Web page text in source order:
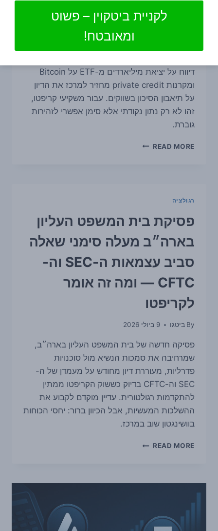
Bitcoin מציפה מחדש את
שאלת הסיכון בשוק
Byביטגו 10 ביולי 2026
דיווח על יציאת מיליארדים מ-ETF על Bitcoin
ומקרנות private credit מחזיר למרכז את הדיון
על תיאבון הסיכון בשווקים. עבור משקיעי קריפטו,
זהו לא רק נתון נקודתי אלא סימן אפשרי לזהירות
גוברת.
READ MORE יציאת
את
הסיכון
רגולציה
פסיקת בית המשפט העליון
בארה״ב מעלה סימני שאלה
סביב עצמאות ה-SEC וה-
CFTC — ומה זה אומר
לקריפטו
By ביטגו 9 ביולי 2026
פסיקה חדשה של בית המשפט העליון בארה״ב,
שמרחיבה את סמכות הנשיא מול סוכנויות
פדרליות, מעוררת דיון מחודש על מעמדן של ה-
SEC וה-CFTC בדיוק כששוק הקריפטו ממתין
להתקדמות רגולטורית. עדיין מוקדם לקבוע את
ההשלכות המעשיות, אבל הכיוון ברור: יחסי הכוחות
בוושינגטון שוב במרכז.
READ MORE פסיקת
בארה״ב
סביב
לקניית ביטקוין – פשוט
ומאובטח!